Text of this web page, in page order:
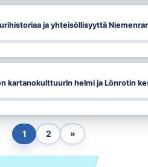
ja yhteisöllisyyttä
kartanokulttuurin helmi ja Lönrotin
1 2 »